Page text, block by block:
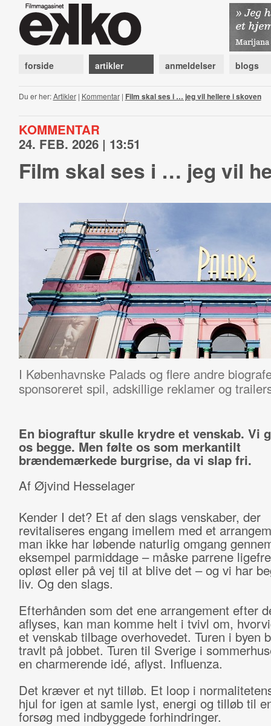
forside artikler anmeldelser blogs
Du er her:Artikler| Kommentar| Film skal ses i … jeg vil hellere i skoven
KOMMENTAR
24. FEB. 2026 | 13:51
Film skal ses i … jeg vil
I Københavnske Palads og flere andre
sponsoreret spil, adskillige reklamer og
En biograftur skulle krydre et venskab. Vi
os begge. Men følte os som merkantilt
brændemærkede burgrise, da vi slap fri.
Af Øjvind Hesselager
Kender I det? Et af den slags venskaber, der
revitaliseres engang imellem med et
man ikke har løbende naturlig omgang
eksempel parmiddage – måske parrene
opløst eller på vej til at blive det – og vi har
liv. Og den slags.
Efterhånden som det ene arrangement efter
aflyses, kan man komme helt i tvivl om,
et venskab tilbage overhovedet. Turen i byen
travlt på jobbet. Turen til Sverige i
en charmerende idé, aflyst. Influenza.
Det kræver et nyt tilløb. Et loop i
hjul for igen at samle lyst, energi og tilløb til
forsøg med indbyggede forhindringer.